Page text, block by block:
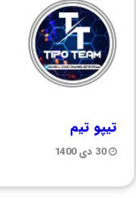
تیپو تیم
30 دی 1400